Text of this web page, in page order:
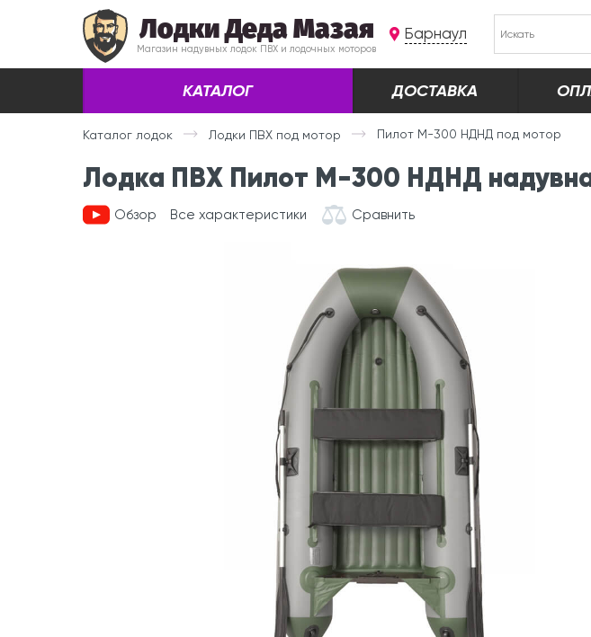
Лодки Деда Мазая
Магазин надувных лодок ПВХ и лодочных моторов
Барнаул
КАТАЛОГ ДОСТАВКА
Каталог лодок Лодки ПВХ под мотор Пилот М-300 НДНД под мотор
Лодка ПВХ Пилот М-300 НДНД
Обзор Все характеристики Сравнить